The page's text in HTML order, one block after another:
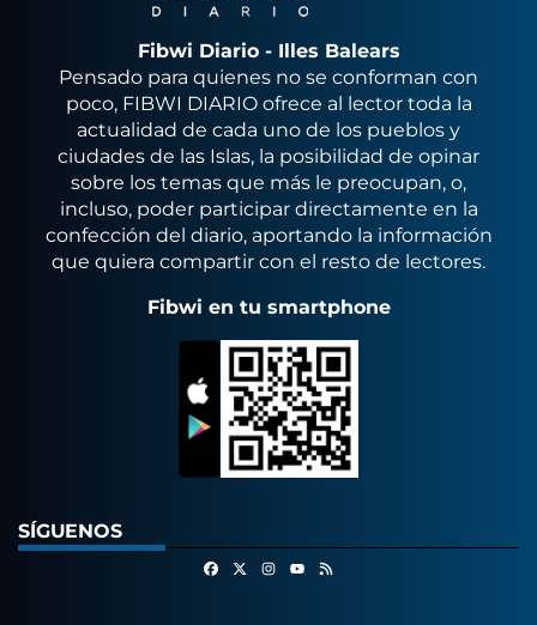
Fibwi Diario - Illes Balears
Pensado para quienes no se conforman con
poco, FIBWI DIARIO ofrece al lector toda la
actualidad de cada uno de los pueblos y
ciudades de las Islas, la posibilidad de opinar
sobre los temas que más le preocupan, o,
incluso, poder participar directamente en la
confección del diario, aportando la información
que quiera compartir con el resto de lectores.
Fibwi en tu smartphone
SÍGUENOS
FacebookInstagram